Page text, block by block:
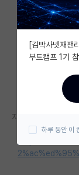
IF 명예의전
자유 게시판(
미국 유학 게
미국 대학원
대학원생 모
연구실(PI)
자세한 내용은 홈페
[김박사넷재팬
부트캠프 1기
하루 동안 이